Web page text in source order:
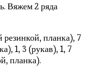
Вяжем 2 ряда
планка), 7
1, 3 (рукав), 1, 7
планка).